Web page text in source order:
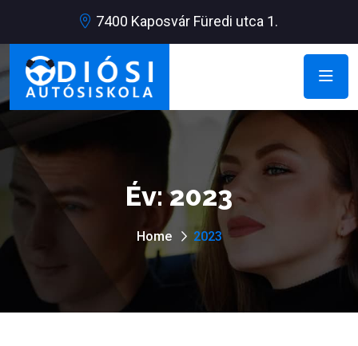
7400 Kaposvár Füredi utca 1.
Év:2023
Home 2023